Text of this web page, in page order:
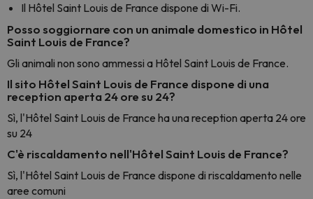
Il Hôtel Saint Louis de France dispone di Wi-Fi.
Posso soggiornare con un animale domestico in Hôtel
Saint Louis de France?
Gli animali non sono ammessi a Hôtel Saint Louis de France.
Il sito Hôtel Saint Louis de France dispone di una
reception aperta 24 ore su 24?
Sì, l'Hôtel Saint Louis de France ha una reception aperta 24 ore
su 24
C'è riscaldamento nell'Hôtel Saint Louis de France?
Sì, l'Hôtel Saint Louis de France dispone di riscaldamento nelle
aree comuni